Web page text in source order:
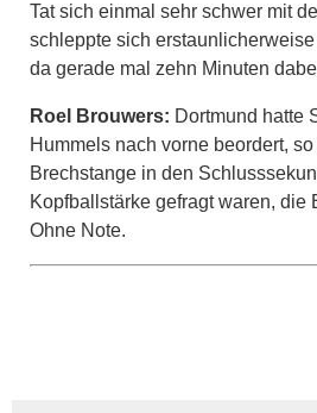
Tat sich einmal sehr schwer mit
schleppte sich
da gerade mal zehn Minuten
Roel Brouwers: Dortmund hatte
Hummels nach vorne beordert,
Brechstange in den
Kopfballstärke gefragt waren, die
Ohne Note.